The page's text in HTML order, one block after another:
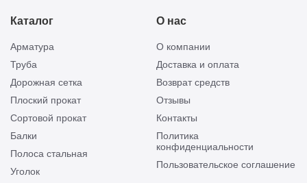
Каталог
Арматура
Труба
Дорожная сетка
Плоский прокат
Сортовой прокат
Балки
Полоса стальная
Уголок
О нас
О компании
Доставка и оплата
Возврат средств
Отзывы
Контакты
Политика
конфиденциальности
Пользовательское соглашение